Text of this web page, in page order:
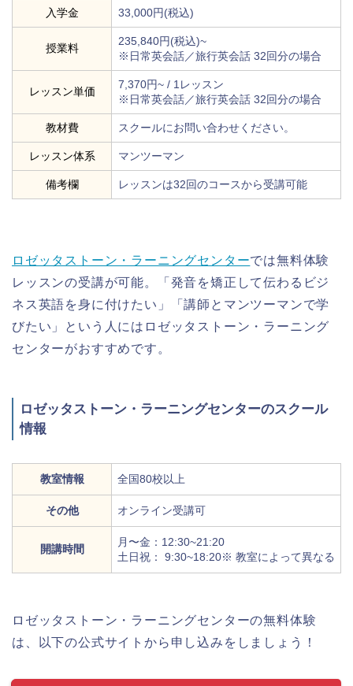
入学金 33,000円(税込)
授業料
235,840円(税込)~
※日常英会話／旅行英会話 32回分の場合
レッスン単価
7,370円~ / 1レッスン
※日常英会話／旅行英会話 32回分の場合
教材費 スクールにお問い合わせください。
レッスン体系 マンツーマン
備考欄 レッスンは32回のコースから受講可能
ロゼッタストーン・ラーニングセンターでは無料体験
レッスンの受講が可能。「発音を矯正して伝わるビジ
ネス英語を身に付けたい」「講師とマンツーマンで学
びたい」という人にはロゼッタストーン・ラーニング
センターがおすすめです。
ロゼッタストーン・ラーニングセンターのスクール
情報
教室情報 全国80校以上
その他 オンライン受講可
開講時間
月〜金：12:30~21:20
土日祝： 9:30~18:20※ 教室によって異なる
ロゼッタストーン・ラーニングセンターの無料体験
は、以下の公式サイトから申し込みをしましょう！